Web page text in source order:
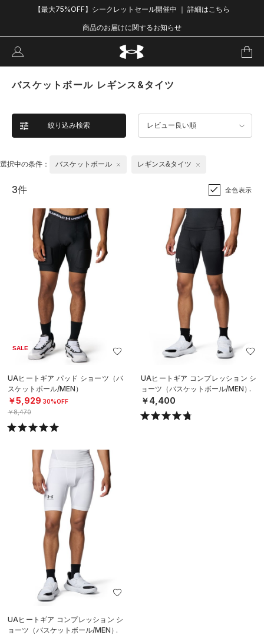
【最大75%OFF】シークレットセール開催中 ｜ 詳細はこちら
商品のお届けに関するお知らせ
バスケットボール レギンス&タイツ
絞り込み検索 レビュー良い順
選択中の条件： バスケットボール レギンス&タイツ
3件 全色表示
SALE
UAヒートギア パッド ショーツ（バ
スケットボール/MEN）
￥5,929 30%OFF
￥8,470
UAヒートギア コンプレッション シ
ョーツ（バスケットボール/MEN）
￥4,400
UAヒートギア コンプレッション シ
ョーツ（バスケットボール/MEN）